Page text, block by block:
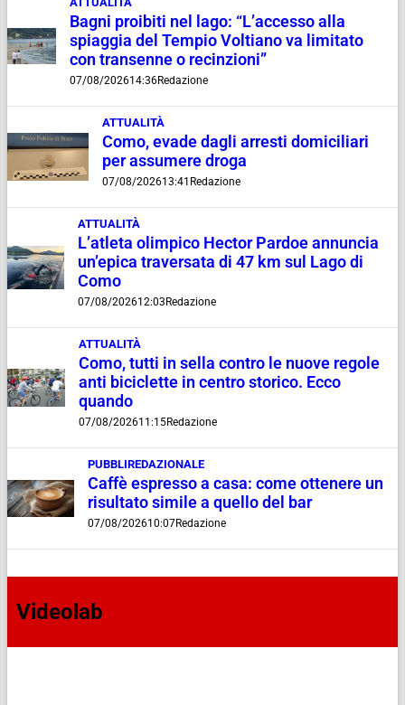
Bagni proibiti nel lago: “L’accesso alla
spiaggia del Tempio Voltiano va limitato
con transenne o recinzioni”
07/08/202614:36Redazione
ATTUALITÀ
Como, evade dagli arresti domiciliari
per assumere droga
07/08/202613:41 Redazione
ATTUALITÀ
L’atleta olimpico Hector Pardoe annuncia
un’epica traversata di 47 km sul Lago di
Como
07/08/202612:03 Redazione
ATTUALITÀ
Como, tutti in sella contro le nuove regole
anti biciclette in centro storico. Ecco
quando
07/08/202611:15Redazione
PUBBLIREDAZIONALE
Caffè espresso a casa: come ottenere un
risultato simile a quello del bar
07/08/202610:07Redazione
Videolab